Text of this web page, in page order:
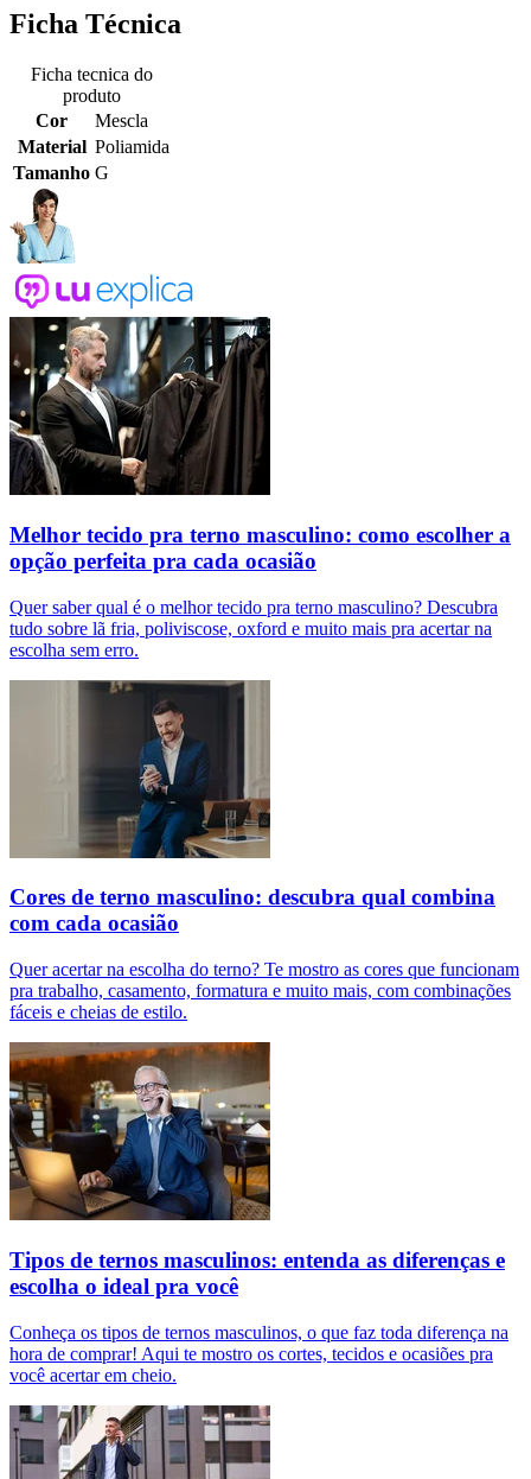
Ficha Técnica
Ficha tecnica do
produto
Cor
Mescla
Material Poliamida
Tamanho G
Melhor tecido pra terno masculino: como escolher a
opção perfeita pra cada ocasião
Quer saber qual é o melhor tecido pra terno masculino? Descubra
tudo sobre lã fria, poliviscose, oxford e muito mais pra acertar na
escolha sem erro.
Cores de terno masculino: descubra qual combina
com cada ocasião
Quer acertar na escolha do terno? Te mostro as cores que funcionam
pra trabalho, casamento, formatura e muito mais, com combinações
fáceis e cheias de estilo.
Tipos de ternos masculinos: entenda as diferenças e
escolha o ideal pra você
Conheça os tipos de ternos masculinos, o que faz toda diferença na
hora de comprar! Aqui te mostro os cortes, tecidos e ocasiões pra
você acertar em cheio.